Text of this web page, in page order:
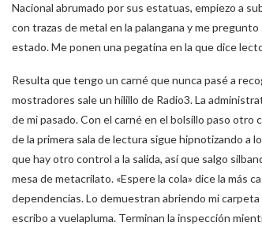
Nacional abrumado por sus estatuas, empiezo a
con trazas de metal en la palangana y me
estado. Me ponen una pegatina en la que dice
Resulta que tengo un carné que nunca pasé a
mostradores sale un hilillo de Radio3. La
de mi pasado. Con el carné en el bolsillo paso
de la primera sala de lectura sigue hipnotizando a
que hay otro control a la salida, así que salgo
mesa de metacrilato. «Espere la cola» dice la más
dependencias. Lo demuestran abriendo mi
escribo a vuelapluma. Terminan la inspección